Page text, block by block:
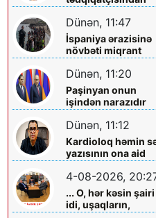
Talebinə -
Vardanyanla bağlı
çağırış
Dünən, 11:47
İspaniya ərazisinə
növbəti miqrant
axını gözlənilir?
Dünən, 11:20
Paşinyan onun
işindən narazıdır
Dünən, 11:12
Kardioloq həmin
yazısının ona aid
olmadığını -
Açıqladı
4-08-2026,
... O, hər kəsin şairi
idi, uşaqların,